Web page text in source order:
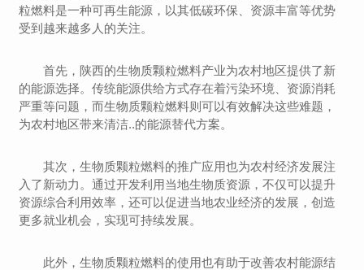
粒燃料是一种可再生能源，以其低碳环保、资源丰富等优势
受到越来越多人的关注。
首先，陕西的生物质颗粒燃料产业为农村地区提供了新
的能源选择。传统能源供给方式存在着污染环境、资源消耗
严重等问题，而生物质颗粒燃料则可以有效解决这些难题，
为农村地区带来清洁..的能源替代方案。
其次，生物质颗粒燃料的推广应用也为农村经济发展注
入了新动力。通过开发利用当地生物质资源，不仅可以提升
资源综合利用效率，还可以促进当地农业经济的发展，创造
更多就业机会，实现可持续发展。
此外，生物质颗粒燃料的使用也有助于改善农村能源结